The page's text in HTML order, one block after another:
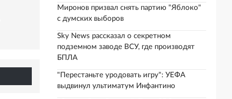
Миронов призвал снять партию "Яблоко"
с думских выборов
Sky News рассказал о секретном
подземном заводе ВСУ, где производят
БПЛА
"Перестаньте уродовать игру": УЕФА
выдвинул ультиматум Инфантино